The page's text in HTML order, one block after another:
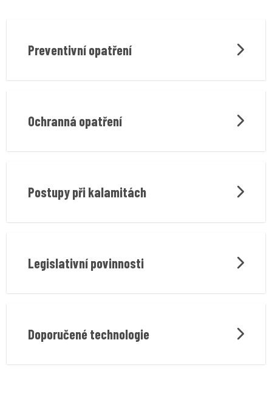
Preventivní opatření
Ochranná opatření
Postupy při kalamitách
Legislativní povinnosti
Doporučené technologie